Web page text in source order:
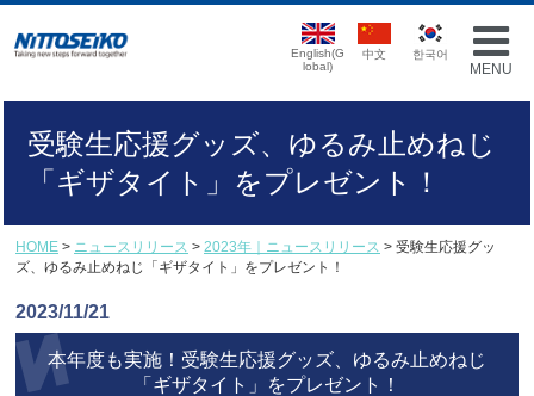
MENU
English(G
lobal)
中文 한국어
受験生応援グッズ、ゆるみ止めねじ
「ギザタイト」をプレゼント！
HOME > ニュースリリース > 2023年｜ニュースリリース > 受験生応援グッ
ズ、ゆるみ止めねじ「ギザタイト」をプレゼント！
2023/11/21
本年度も実施！受験生応援グッズ、ゆるみ止めねじ
「ギザタイト」をプレゼント！